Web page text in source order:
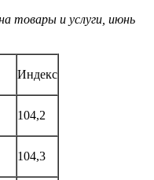
товары и услуги, июнь
Индекс
104,2
104,3